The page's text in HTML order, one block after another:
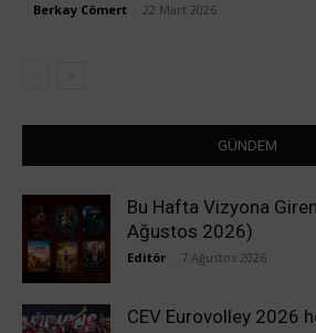
Berkay Cömert 22 Mart 2026
GÜNDEM
Bu Hafta Vizyona
Ağustos 2026)
Editör 7 Ağustos 2026
CEV Eurovolley 2026